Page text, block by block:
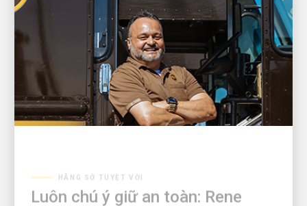
Luôn chú ý giữ an toàn: Rene